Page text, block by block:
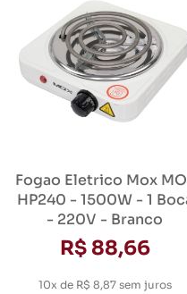
Fogao Eletrico Mox
HP240 - 1500W - 1
- 220V - Branco
R$ 88,66
10x de R$ 8,87 sem juros